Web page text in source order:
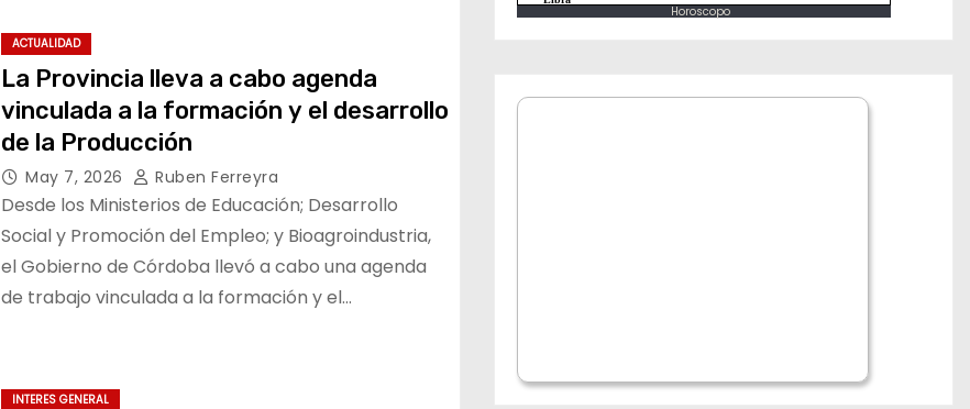
ACTUALIDAD
La Provincia lleva a cabo agenda
vinculada a la formación y el desarrollo
de la Producción
May 7, 2026 Ruben Ferreyra
Desde los Ministerios de Educación; Desarrollo
Social y Promoción del Empleo; y Bioagroindustria,
el Gobierno de Córdoba llevó a cabo una agenda
de trabajo vinculada a la formación y el…
INTERES GENERAL
Horoscopo